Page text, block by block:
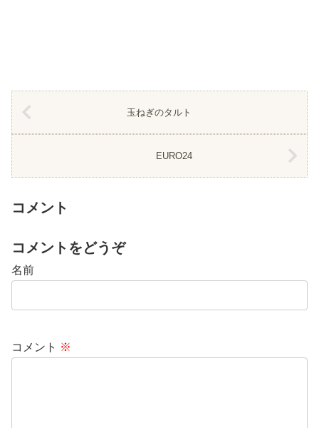
玉ねぎのタルト
EURO24
コメント
コメントをどうぞ
名前
コメント ※